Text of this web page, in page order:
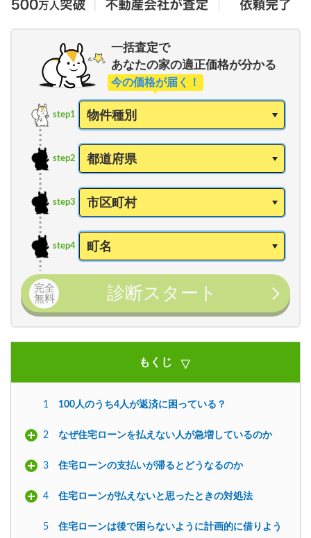
一括査定で
あなたの家の適正価格が分かる
今の価格が届く！
step1
step2
step3
step4
完全
無料
診断スタート
もくじ
1 100人のうち4人が返済に困っている？
2 なぜ住宅ローンを払えない人が急増しているのか
3 住宅ローンの支払いが滞るとどうなるのか
4 住宅ローンが払えないと思ったときの対処法
5 住宅ローンは後で困らないように計画的に借りよう